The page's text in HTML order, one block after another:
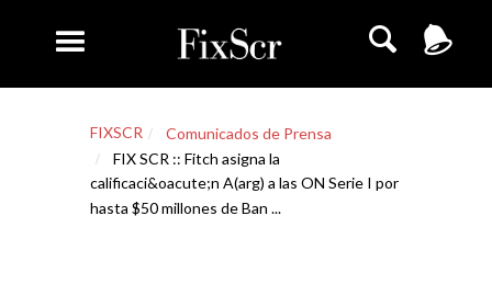
FIXSCR
Comunicados de Prensa
FIX SCR :: Fitch asigna la
calificaci&oacute;n A(arg) a las ON Serie I por
hasta $50 millones de Ban ...